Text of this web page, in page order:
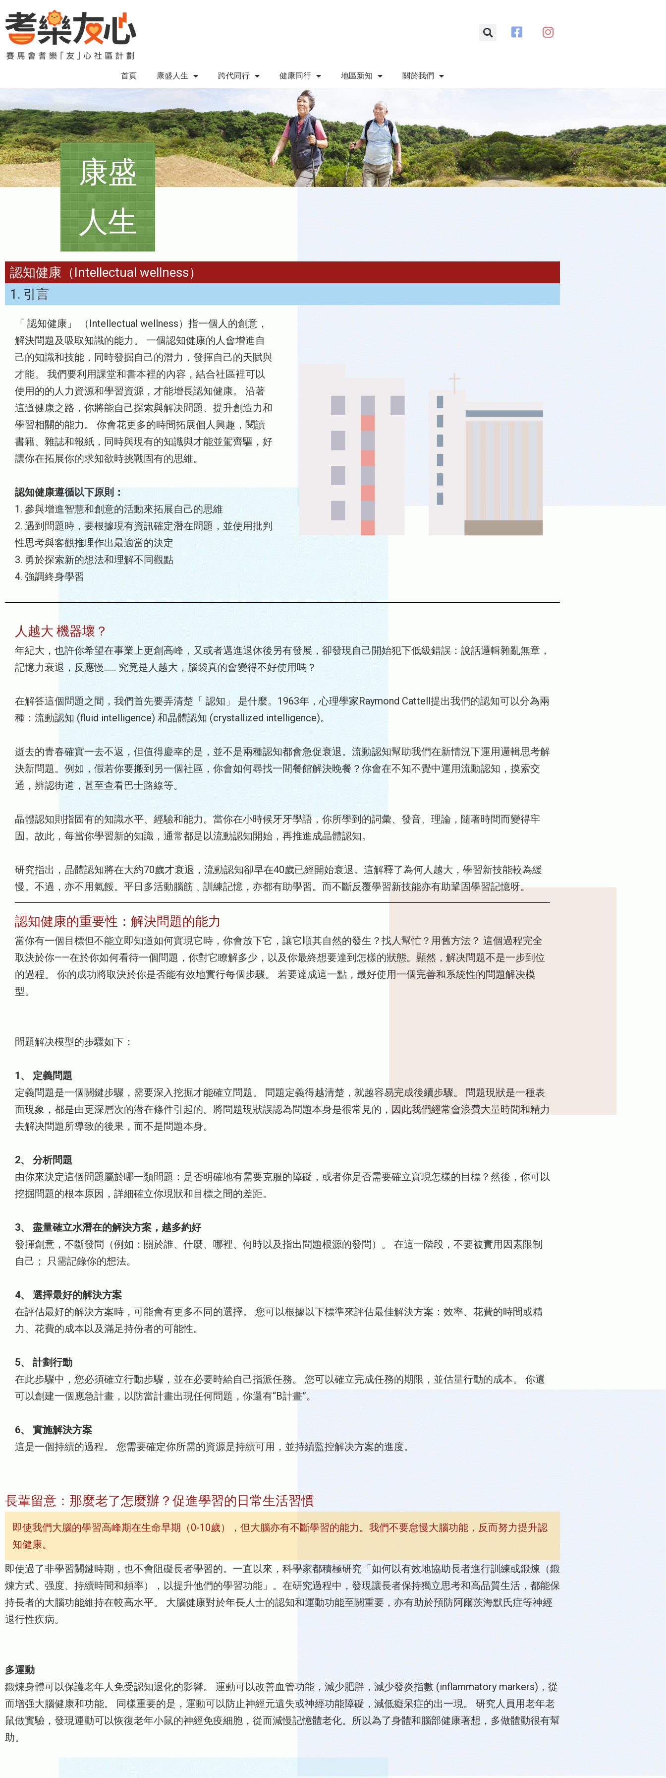
首頁 康盛人生 跨代同行 健康同行 地區新知 關於我們
康盛
人生
認知健康（Intellectual wellness）
1. 引言
「 認知健康」 （Intellectual wellness）指一個人的創意，
解決問題及吸取知識的能力。 一個認知健康的人會增進自
己的知識和技能，同時發掘自己的潛力，發揮自己的天賦與
才能。 我們要利用課堂和書本裡的內容，結合社區裡可以
使用的的人力資源和學習資源，才能增長認知健康。 沿著
這道健康之路，你將能自己探索與解决問題、提升創造力和
學習相關的能力。 你會花更多的時間拓展個人興趣，閱讀
書籍、雜誌和報紙，同時與現有的知識與才能並駕齊驅，好
讓你在拓展你的求知欲時挑戰固有的思維。
認知健康遵循以下原則：
1. 參與增進智慧和創意的活動來拓展自己的思維
2. 遇到問題時，要根據現有資訊確定潛在問題，並使用批判
性思考與客觀推理作出最適當的決定
3. 勇於探索新的想法和理解不同觀點
4. 強調終身學習
人越大 機器壞？
年紀大，也許你希望在事業上更創高峰，又或者邁進退休後另有發展，卻發現自己開始犯下低級錯誤：說話邏輯雜亂無章，
記憶力衰退，反應慢…… 究竟是人越大，腦袋真的會變得不好使用嗎？
在解答這個問題之間，我們首先要弄清楚「 認知」 是什麼。1963年，心理學家Raymond Cattell提出我們的認知可以分為兩
種：流動認知 (fluid intelligence) 和晶體認知 (crystallized intelligence)。
逝去的青春確實一去不返，但值得慶幸的是，並不是兩種認知都會急促衰退。流動認知幫助我們在新情況下運用邏輯思考解
決新問題。例如，假若你要搬到另一個社區，你會如何尋找一間餐館解決晚餐？你會在不知不覺中運用流動認知，摸索交
通，辨認街道，甚至查看巴士路線等。
晶體認知則指固有的知識水平、經驗和能力。當你在小時候牙牙學語，你所學到的詞彙、發音、理論，隨著時間而變得牢
固。故此，每當你學習新的知識，通常都是以流動認知開始，再推進成晶體認知。
研究指出，晶體認知將在大約70歲才衰退，流動認知卻早在40歲已經開始衰退。這解釋了為何人越大，學習新技能較為緩
慢。不過，亦不用氣餒。平日多活動腦筋﹑訓練記憶，亦都有助學習。而不斷反覆學習新技能亦有助鞏固學習記憶呀。
認知健康的重要性：解決問題的能力
當你有一個目標但不能立即知道如何實現它時，你會放下它，讓它順其自然的發生？找人幫忙？用舊方法？ 這個過程完全
取決於你——在於你如何看待一個問題，你對它瞭解多少，以及你最終想要達到怎樣的狀態。顯然，解决問題不是一步到位
的過程。 你的成功將取決於你是否能有效地實行每個步驟。 若要達成這一點，最好使用一個完善和系統性的問題解决模
型。
問題解决模型的步驟如下：
1、 定義問題
定義問題是一個關鍵步驟，需要深入挖掘才能確立問題。 問題定義得越清楚，就越容易完成後續步驟。 問題現狀是一種表
面現象，都是由更深層次的潜在條件引起的。將問題現狀誤認為問題本身是很常見的，因此我們經常會浪費大量時間和精力
去解决問題所導致的後果，而不是問題本身。
2、 分析問題
由你來決定這個問題屬於哪一類問題：是否明確地有需要克服的障礙，或者你是否需要確立實現怎樣的目標？然後，你可以
挖掘問題的根本原因，詳細確立你現狀和目標之間的差距。
3、 盡量確立水潛在的解決方案，越多約好
發揮創意，不斷發問（例如：關於誰、什麼、哪裡、何時以及指出問題根源的發問）。 在這一階段，不要被實用因素限制
自己； 只需記錄你的想法。
4、 選擇最好的解決方案
在評估最好的解決方案時，可能會有更多不同的選擇。 您可以根據以下標準來評估最佳解決方案：效率、花費的時間或精
力、花費的成本以及滿足持份者的可能性。
5、 計劃行動
在此步驟中，您必須確立行動步驟，並在必要時給自己指派任務。 您可以確立完成任務的期限，並估量行動的成本。 你還
可以創建一個應急計畫，以防當計畫出現任何問題，你還有“B計畫”。
6、 實施解決方案
這是一個持續的過程。 您需要確定你所需的資源是持續可用，並持續監控解决方案的進度。
長輩留意：那麼老了怎麼辦？促進學習的日常生活習慣
即使我們大腦的學習高峰期在生命早期（0-10歲），但大腦亦有不斷學習的能力。我們不要怠慢大腦功能，反而努力提升認
知健康。
即使過了非學習關鍵時期，也不會阻礙長者學習的。一直以來，科學家都積極研究「如何以有效地協助長者進行訓練或鍛煉（鍛
煉方式、强度、持續時間和頻率），以提升他們的學習功能」。在研究過程中，發現讓長者保持獨立思考和高品質生活，都能保
持長者的大腦功能維持在較高水平。 大腦健康對於年長人士的認知和運動功能至關重要，亦有助於預防阿爾茨海默氏症等神經
退行性疾病。
多運動
鍛煉身體可以保護老年人免受認知退化的影響。 運動可以改善血管功能，減少肥胖，減少發炎指數 (inflammatory markers)，從
而增强大腦健康和功能。 同樣重要的是，運動可以防止神經元遺失或神經功能障礙，減低癡呆症的出一現。 研究人員用老年老
鼠做實驗，發現運動可以恢復老年小鼠的神經免疫細胞，從而減慢記憶體老化。所以為了身體和腦部健康著想，多做體動很有幫
助。